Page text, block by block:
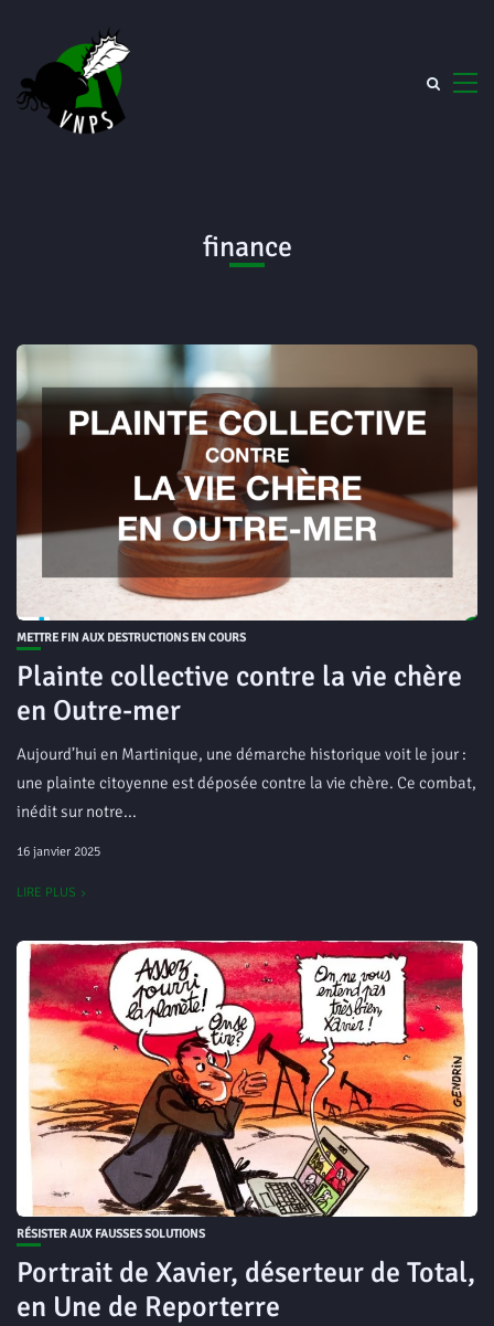
finance
METTRE FIN AUX DESTRUCTIONS EN COURS
Plainte collective contre la vie chère
en Outre-mer
Aujourd’hui en Martinique, une démarche historique voit le jour :
une plainte citoyenne est déposée contre la vie chère. Ce combat,
inédit sur notre...
16 janvier 2025
LIRE PLUS
RÉSISTER AUX FAUSSES SOLUTIONS
Portrait de Xavier, déserteur de Total,
en Une de Reporterre